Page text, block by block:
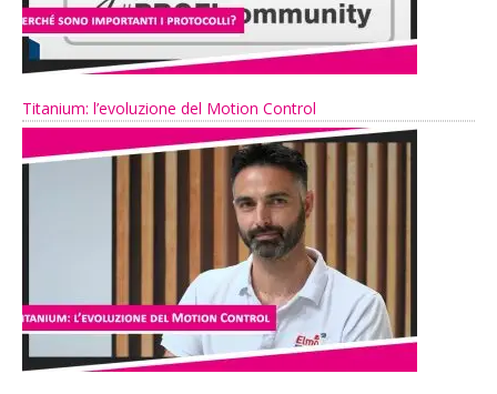
Titanium: l’evoluzione del Motion Control